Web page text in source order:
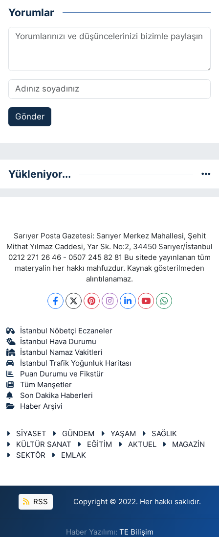
Yorumlar
Gönder
Yükleniyor...
Sarıyer Posta Gazetesi: Sarıyer Merkez Mahallesi, Şehit
Mithat Yılmaz Caddesi, Yar Sk. No:2, 34450 Sarıyer/İstanbul
0212 271 26 46 - 0507 245 82 81 Bu sitede yayınlanan tüm
materyalin her hakkı mahfuzdur. Kaynak gösterilmeden
alıntılanamaz.
İstanbul Nöbetçi Eczaneler
İstanbul Hava Durumu
İstanbul Namaz Vakitleri
İstanbul Trafik Yoğunluk Haritası
Puan Durumu ve Fikstür
Tüm Manşetler
Son Dakika Haberleri
Haber Arşivi
SİYASET GÜNDEM YAŞAM
SAĞLIK
KÜLTÜR SANAT
EĞİTİM AKTUEL
MAGAZİN
SEKTÖR
EMLAK
RSS Copyright © 2022. Her hakkı saklıdır.
Haber Yazılımı: TE Bilişim